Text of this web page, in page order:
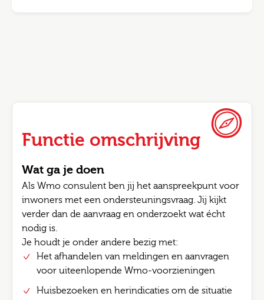
Functie omschrijving
Wat ga je doen
Als Wmo consulent ben jij het aanspreekpunt voor
inwoners met een ondersteuningsvraag. Jij kijkt
verder dan de aanvraag en onderzoekt wat écht
nodig is.
Je houdt je onder andere bezig met:
Het afhandelen van meldingen en aanvragen
voor uiteenlopende Wmo-voorzieningen
Huisbezoeken en herindicaties om de situatie